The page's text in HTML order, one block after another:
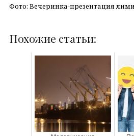
Фото: Вечеринка-презентация
Похожие статьи: